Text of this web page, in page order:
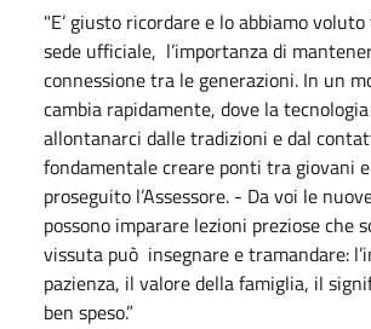
"E’ giusto ricordare e lo abbiamo
sede ufficiale, l’importanza di
connessione tra le generazioni. In un
cambia rapidamente, dove la
allontanarci dalle tradizioni e dal
fondamentale creare ponti tra giovani
proseguito l’Assessore. - Da voi le
possono imparare lezioni preziose che
vissuta può insegnare e tramandare:
pazienza, il valore della famiglia, il
ben speso.”